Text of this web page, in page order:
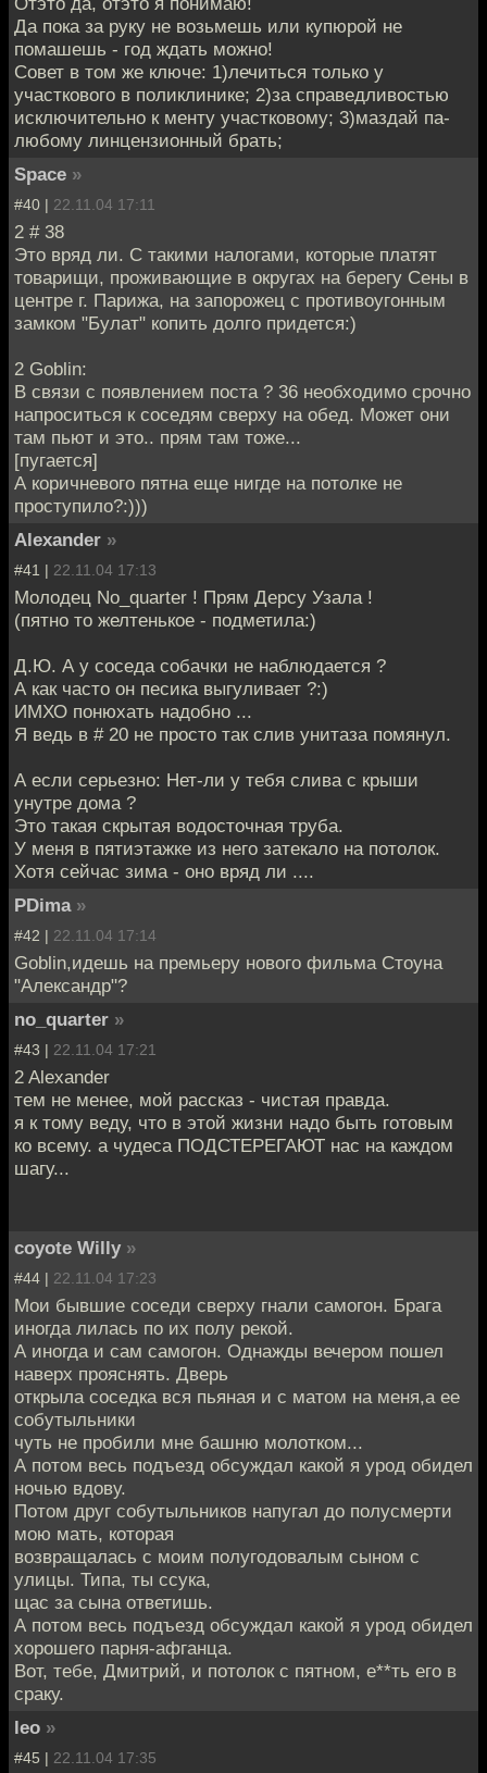
Да пока за руку не возьмешь или купюрой не
помашешь - год ждать можно!
Совет в том же ключе: 1)лечиться только у
участкового в поликлинике; 2)за справедливостью
исключительно к менту участковому; 3)маздай па-
любому линцензионный брать;
Space »
#40 | 22.11.04 17:11
2 # 38
Это вряд ли. С такими налогами, которые платят
товарищи, проживающие в округах на берегу Сены в
центре г. Парижа, на запорожец с противоугонным
замком "Булат" копить долго придется:)
2 Goblin:
В связи с появлением поста ? 36 необходимо срочно
напроситься к соседям сверху на обед. Может они
там пьют и это.. прям там тоже...
[пугается]
А коричневого пятна еще нигде на потолке не
проступило?:)))
Alexander »
#41 | 22.11.04 17:13
Молодец No_quarter ! Прям Дерсу Узала !
(пятно то желтенькое - подметила:)
Д.Ю. А у соседа собачки не наблюдается ?
А как часто он песика выгуливает ?:)
ИМХО понюхать надобно ...
Я ведь в # 20 не просто так слив унитаза помянул.
А если серьезно: Нет-ли у тебя слива с крыши
унутре дома ?
Это такая скрытая водосточная труба.
У меня в пятиэтажке из него затекало на потолок.
Хотя сейчас зима - оно вряд ли ....
PDima »
#42 | 22.11.04 17:14
Goblin,идешь на премьеру нового фильма Стоуна
"Александр"?
no_quarter »
#43 | 22.11.04 17:21
2 Alexander
тем не менее, мой рассказ - чистая правда.
я к тому веду, что в этой жизни надо быть готовым
ко всему. а чудеса ПОДСТЕРЕГАЮТ нас на каждом
шагу...
coyote Willy »
#44 | 22.11.04 17:23
Мои бывшие соседи сверху гнали самогон. Брага
иногда лилась по их полу рекой.
А иногда и сам самогон. Однажды вечером пошел
наверх прояснять. Дверь
открыла соседка вся пьяная и с матом на меня,а ее
собутыльники
чуть не пробили мне башню молотком...
А потом весь подъезд обсуждал какой я урод обидел
ночью вдову.
Потом друг собутыльников напугал до полусмерти
мою мать, которая
возвращалась с моим полугодовалым сыном с
улицы. Типа, ты ссука,
щас за сына ответишь.
А потом весь подъезд обсуждал какой я урод обидел
хорошего парня-афганца.
Вот, тебе, Дмитрий, и потолок с пятном, е**ть его в
сраку.
leo »
#45 | 22.11.04 17:35